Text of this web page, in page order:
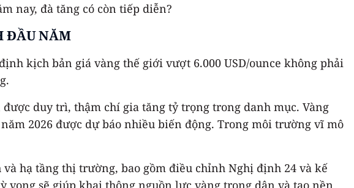
nay, đà tăng có còn tiếp diễn?
ĐẦU NĂM
kịch bản giá vàng thế giới vượt 6.000 USD/ounce không phải
duy trì, thậm chí gia tăng tỷ trọng trong danh mục. Vàng
2026 được dự báo nhiều biến động. Trong môi trường vĩ mô
hạ tầng thị trường, bao gồm điều chỉnh Nghị định 24 và kế
sẽ giúp khai thông nguồn lực vàng trong dân và tạo nền